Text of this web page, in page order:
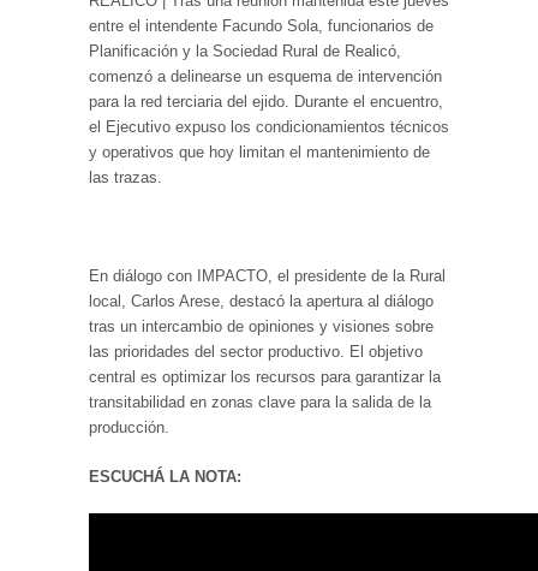
entre el intendente Facundo Sola, funcionarios de
Planificación y la Sociedad Rural de Realicó,
comenzó a delinearse un esquema de intervención
para la red terciaria del ejido. Durante el encuentro,
el Ejecutivo expuso los condicionamientos técnicos
y operativos que hoy limitan el mantenimiento de
las trazas.
En diálogo con IMPACTO, el presidente de la Rural
local, Carlos Arese, destacó la apertura al diálogo
tras un intercambio de opiniones y visiones sobre
las prioridades del sector productivo. El objetivo
central es optimizar los recursos para garantizar la
transitabilidad en zonas clave para la salida de la
producción.
ESCUCHÁ LA NOTA: